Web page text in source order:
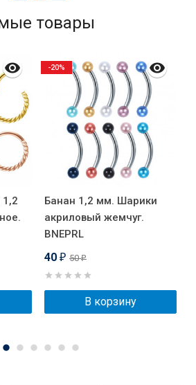
товары
1,2
Банан 1,2 мм. Шарики
акриловый жемчуг.
BNEPRL
40 ₽ 50₽
В корзину
-20%